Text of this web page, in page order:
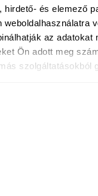
hirdető- és elemező
weboldalhasználatra
az adatokat
Ön adott meg
szolgáltatásokból
és annak
érkezéskor (a
az
fogja
való érkezéskor).